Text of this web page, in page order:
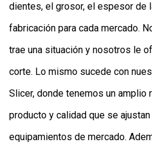
dientes, el grosor, el espesor de
fabricación para cada mercado.
trae una situación y nosotros le
corte. Lo mismo sucede con
Slicer, donde tenemos un amplio
producto y calidad que se
equipamientos de mercado.